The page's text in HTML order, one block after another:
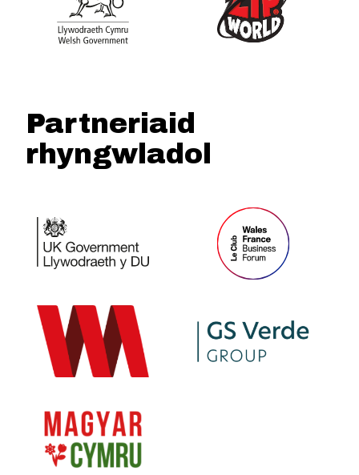
Partneriaid
rhyngwladol